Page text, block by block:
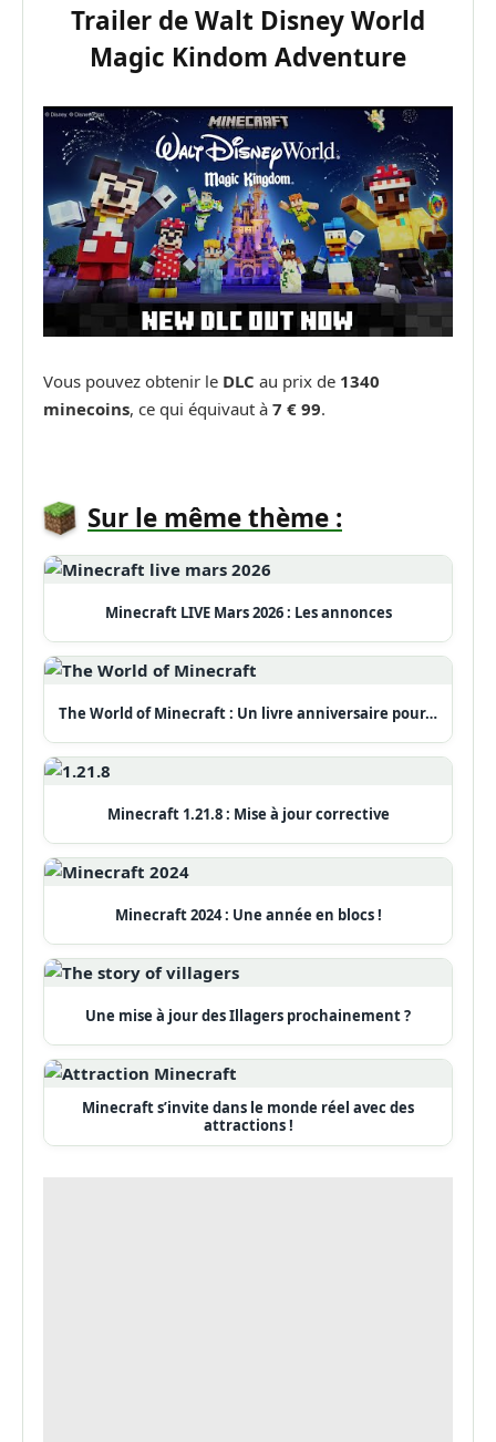
Trailer de Walt Disney World
Magic Kindom Adventure
Vous pouvez obtenir le DLC au prix de 1340
minecoins, ce qui équivaut à 7 € 99.
Sur le même thème :
Minecraft LIVE Mars 2026 : Les annonces
The World of Minecraft : Un livre anniversaire pour…
Minecraft 1.21.8 : Mise à jour corrective
Minecraft 2024 : Une année en blocs !
Une mise à jour des Illagers prochainement ?
Minecraft s’invite dans le monde réel avec des
attractions !